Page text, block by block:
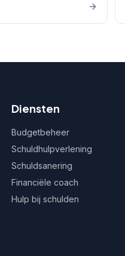
Diensten
Budgetbeheer
Schuldhulpverlening
Schuldsanering
Financiële coach
Hulp bij schulden